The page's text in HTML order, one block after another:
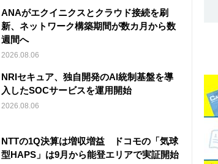
ANAがエクイニクスとクラウド接続を刷
新、ネットワーク構築期間が数カ月から数
週間へ
2026.08.06
NRIセキュア、独自開発のAI統制基盤を導
入したSOCサービスを運用開始
2026.08.06
NTTの1Q決算は増収増益 ドコモの「気球
型HAPS」は9月から能登エリアで実証開始